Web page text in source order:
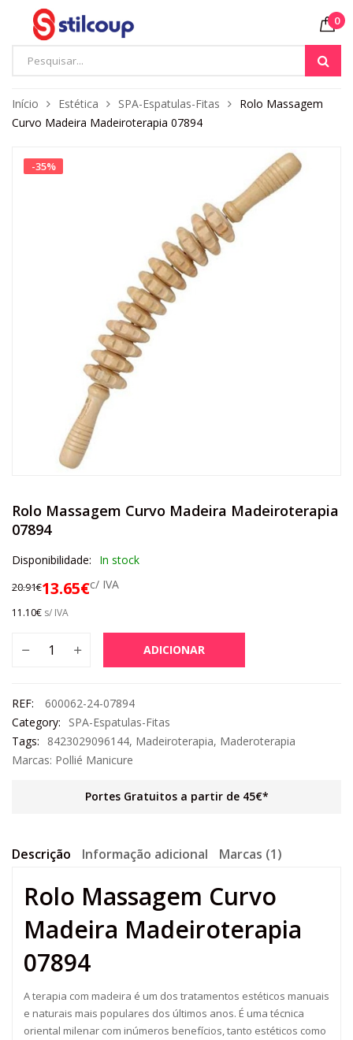
0
Início Estética SPA-Espatulas-Fitas
Rolo Massagem
Curvo Madeira Madeiroterapia 07894
-35%
Rolo Massagem Curvo Madeira Madeiroterapia
07894
Disponibilidade: In stock
20.91€13.65€c/ IVA
11.10€ s/ IVA
ADICIONAR
REF:
600062-24-07894
Category:
SPA-Espatulas-Fitas
Tags:
8423029096144, Madeiroterapia, Maderoterapia
Marcas: Pollié Manicure
Portes Gratuitos a partir de 45€*
Descrição Informação adicional Marcas (1)
Rolo Massagem Curvo
Madeira Madeiroterapia
07894
A terapia com madeira é um dos tratamentos estéticos manuais
e naturais mais populares dos últimos anos. É uma técnica
oriental milenar com inúmeros benefícios, tanto estéticos como